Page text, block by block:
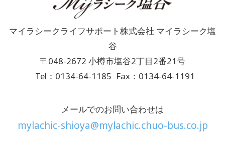
マイラシークライフサポート株式会社 マイラシーク塩
谷
〒048-2672 小樽市塩谷2丁目2番21号
Tel：0134-64-1185 Fax：0134-64-1191
メールでのお問い合わせは
mylachic-shioya@mylachic.chuo-bus.co.jp